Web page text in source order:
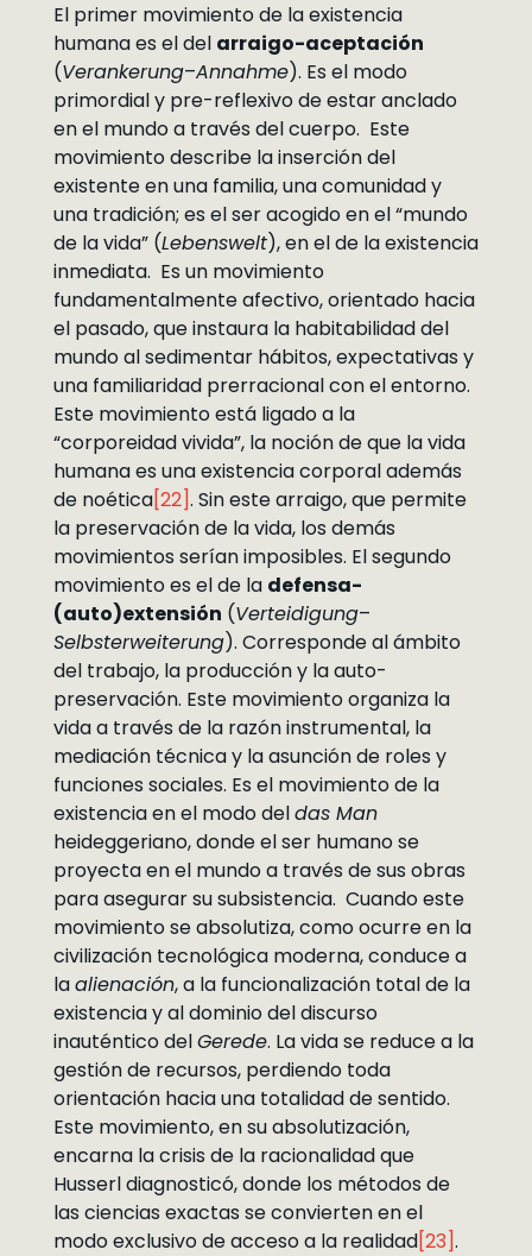
El primer movimiento de la existencia
humana es el del arraigo-aceptación
(Verankerung–Annahme). Es el modo
primordial y pre-reflexivo de estar anclado
en el mundo a través del cuerpo. Este
movimiento describe la inserción del
existente en una familia, una comunidad y
una tradición; es el ser acogido en el “mundo
de la vida” (Lebenswelt), en el de la existencia
inmediata. Es un movimiento
fundamentalmente afectivo, orientado hacia
el pasado, que instaura la habitabilidad del
mundo al sedimentar hábitos, expectativas y
una familiaridad prerracional con el entorno.
Este movimiento está ligado a la
“corporeidad vivida”, la noción de que la vida
humana es una existencia corporal además
de noética[22]. Sin este arraigo, que permite
la preservación de la vida, los demás
movimientos serían imposibles. El segundo
movimiento es el de la defensa-
(auto)extensión (Verteidigung–
Selbsterweiterung). Corresponde al ámbito
del trabajo, la producción y la auto-
preservación. Este movimiento organiza la
vida a través de la razón instrumental, la
mediación técnica y la asunción de roles y
funciones sociales. Es el movimiento de la
existencia en el modo deldas Man
heideggeriano, donde el ser humano se
proyecta en el mundo a través de sus obras
para asegurar su subsistencia. Cuando este
movimiento se absolutiza, como ocurre en la
civilización tecnológica moderna, conduce a
laalienación, a la funcionalización total de la
existencia y al dominio del discurso
inauténtico delGerede. La vida se reduce a la
gestión de recursos, perdiendo toda
orientación hacia una totalidad de sentido.
Este movimiento, en su absolutización,
encarna la crisis de la racionalidad que
Husserl diagnosticó, donde los métodos de
las ciencias exactas se convierten en el
modo exclusivo de acceso a la realidad[23].